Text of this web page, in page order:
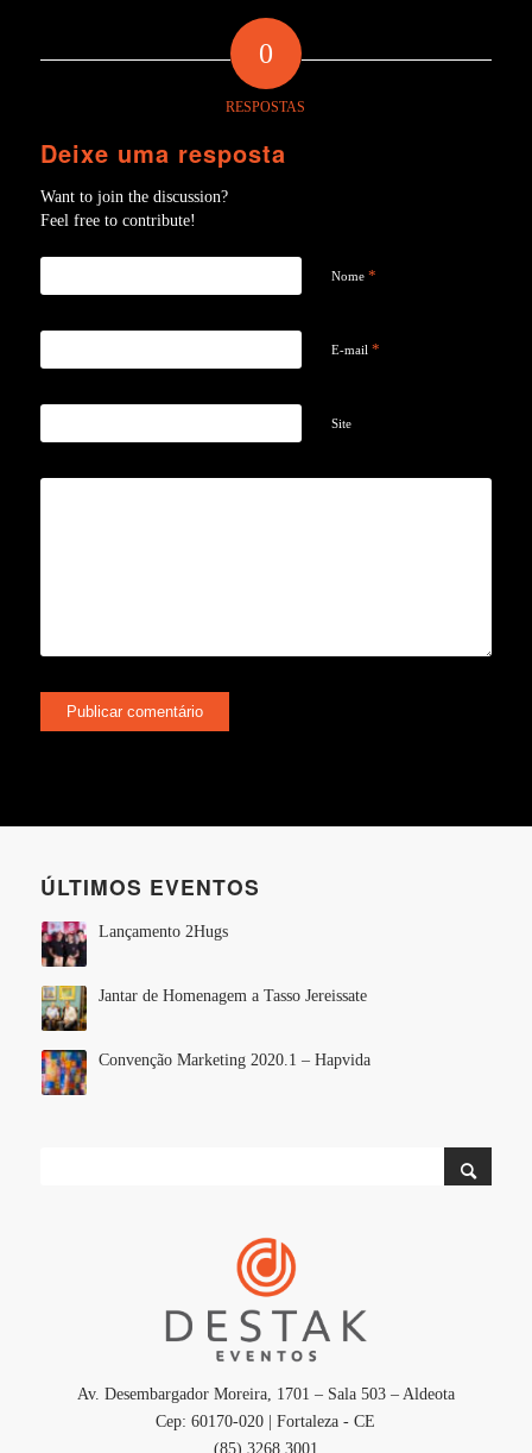
0
RESPOSTAS
Deixe uma resposta
Want to join the discussion?
Feel free to contribute!
Nome *
E-mail *
Site
ÚLTIMOS EVENTOS
Lançamento 2Hugs
Jantar de Homenagem a Tasso Jereissate
Convenção Marketing 2020.1 – Hapvida
Av. Desembargador Moreira, 1701 – Sala 503 – Aldeota
Cep: 60170-020 | Fortaleza - CE
(85) 3268.3001